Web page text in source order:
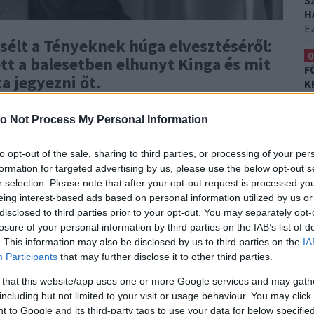
Not Process My Personal Information
opt-out of the sale, sharing to third parties, or processing of your
for targeted advertising by us, please use the below opt-out
selection. Please note that after your opt-out request is processed
interest-based ads based on personal information utilized by us
to third parties prior to your opt-out. You may separately
of your personal information by third parties on the IAB’s list of
This information may also be disclosed by us to third parties on the
Participants that may further disclose it to other third parties.
that this website/app uses one or more Google services and may
but not limited to your visit or usage behaviour. You may
to Google and its third-party tags to use your data for below
a Tényeknek húga elvesztéséről:
a balesetben elhunyt Kinga és mit
jegyezni őt.
10 óra körül Ebes és Hajdúszovát között
A 24 éves lány NB1-es röplabdázó volt, nővére a
Szandy.
Mint ahogyan azt a korábbi
sodródott le az útról, egy fának csapódott, az
meg elsőként hivatalosan a közösségi
és együttérzésüket a bejegyzés alatt.
Könnyeit nyelve adott megrázó interjút a TV2
az ominózus napon.
a vőlegénye - most